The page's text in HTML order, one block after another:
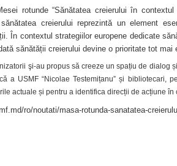
rotunde “Sănătatea creierului în
creierului reprezintă un element
În contextul strategiilor europene dedicate
sănătății creierului devine o prioritate tot mai
şi-au propus să creeze un spațiu de dialog
a USMF “Nicolae Testemițanu” și bibliotecari,
actuale și pentru a identifica direcții de acțiune
ro/noutati/masa-rotunda-sanatatea-